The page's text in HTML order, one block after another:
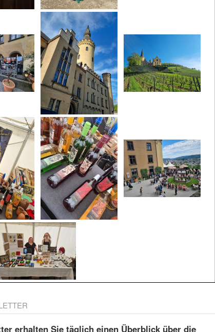
erhalten Sie täglich einen Überblick über die